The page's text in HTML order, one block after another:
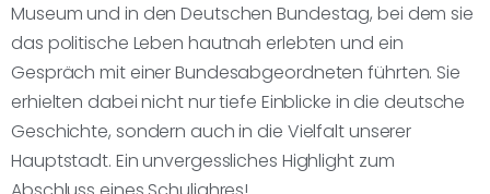
Museum und in den Deutschen Bundestag, bei dem sie
das politische Leben hautnah erlebten und ein
Gespräch mit einer Bundesabgeordneten führten. Sie
erhielten dabei nicht nur tiefe Einblicke in die deutsche
Geschichte, sondern auch in die Vielfalt unserer
Hauptstadt. Ein unvergessliches Highlight zum